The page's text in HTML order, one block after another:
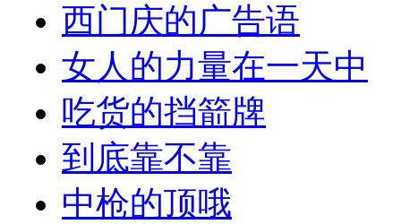
西门庆的广告语
女人的力量在一天中
吃货的挡箭牌
到底靠不靠
中枪的顶哦